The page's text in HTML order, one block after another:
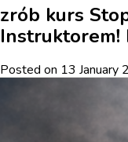
zrób kurs
Instruktorem!
Posted on 13 January